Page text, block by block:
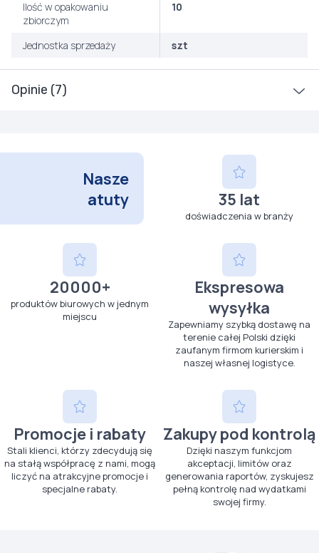
Opinie (7)
Ilość w opakowaniu
zbiorczym
10
Jednostka sprzedaży szt
Nasze
atuty
35 lat
doświadczenia w branży
20000+
produktów biurowych w jednym
miejscu
Ekspresowa
wysyłka
Zapewniamy szybką dostawę na
terenie całej Polski dzięki
zaufanym firmom kurierskim i
naszej własnej logistyce.
Promocje i rabaty
Stali klienci, którzy zdecydują się
na stałą współpracę z nami, mogą
liczyć na atrakcyjne promocje i
specjalne rabaty.
Zakupy pod kontrolą
Dzięki naszym funkcjom
akceptacji, limitów oraz
generowania raportów, zyskujesz
pełną kontrolę nad wydatkami
swojej firmy.